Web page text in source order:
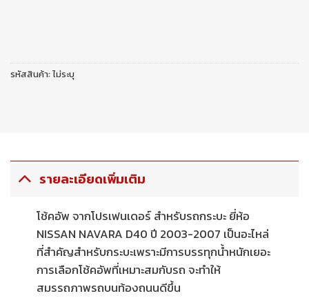
รหัสสินค้า:ไม่ระบุ
รายละเอียดเพิ่มเติม
โช้คอัพ จากโปรเฟนเดอร์ สำหรับรถกระบะ ยี่ห้อ
NISSAN NAVARA D40 ปี 2003-2007 เป็นอะไหล่
ที่สำคัญสำหรับกระบะเพราะมีการบรรทุกน้ำหนักเยอะ
การเลือกโช้คอัพที่เหมาะสมกับรถ จะทำให้
สมรรถภาพรถบนท้องถนนดีขึ้น